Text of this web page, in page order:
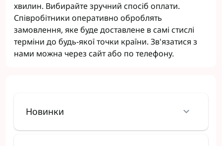
хвилин. Вибирайте зручний спосіб оплати.
Співробітники оперативно оброблять
замовлення, яке буде доставлене в самі стислі
терміни до будь-якої точки країни. Зв'язатися з
нами можна через сайт або по телефону.
Новинки